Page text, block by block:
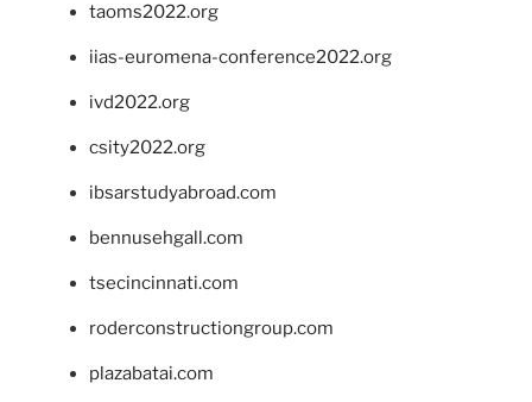
taoms2022.org
iias-euromena-conference2022.org
ivd2022.org
csity2022.org
ibsarstudyabroad.com
bennusehgall.com
tsecincinnati.com
roderconstructiongroup.com
plazabatai.com